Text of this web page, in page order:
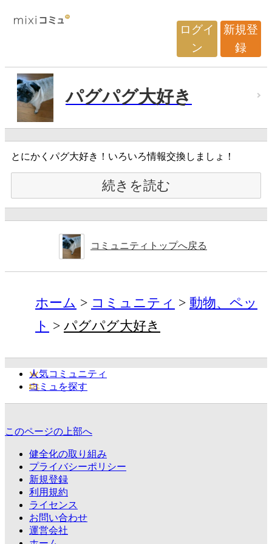
ログイ
ン
新規登
録
パグパグ大好き
とにかくパグ大好き！いろいろ情報交換しましょ！
続きを読む
コミュニティトップへ戻る
ホーム コミュニティ
動物、ペッ
ト
パグパグ大好き
人気コミュニティ
コミュを探す
このページの上部へ
健全化の取り組み
プライバシーポリシー
新規登録
利用規約
ライセンス
お問い合わせ
運営会社